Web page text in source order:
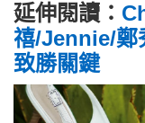
延伸閱讀：
禧/Jennie/鄭
致勝關鍵